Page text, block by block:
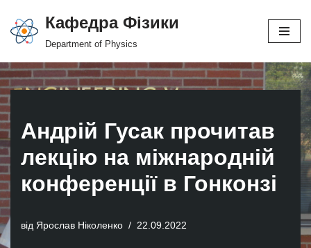
Перейти
вмісту
Кафедра Фізики
Department of Physics
Андрій Гусак прочитав
лекцію на міжнародній
конференції в Гонконзі
від Ярослав Ніколенко 22.09.2022